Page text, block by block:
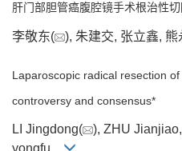
肝门部胆管癌腹腔镜手术根治性
李敬东( ), 朱建交, 张立鑫,
Laparoscopic radical resection
controversy and consensus*
LI Jingdong(
), ZHU